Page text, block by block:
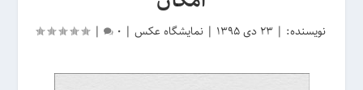
نویسنده: | 23 دی 1395 | نمایشگاه عکس |
0
|